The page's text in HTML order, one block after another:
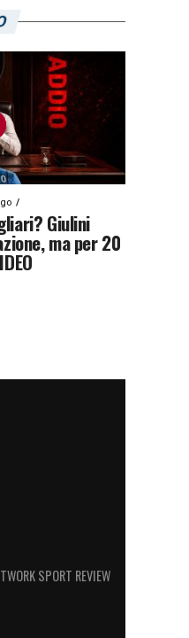
Giulini
ma per 20
SPORT REVIEW